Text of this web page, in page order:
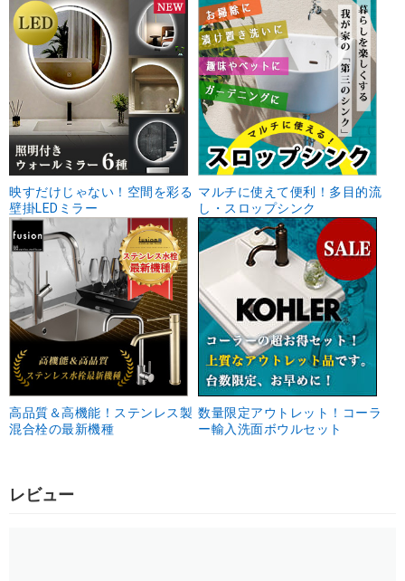
映すだけじゃない！空間を彩る
壁掛LEDミラー
マルチに使えて便利！多目的流
し・スロップシンク
高品質＆高機能！ステンレス製
混合栓の最新機種
数量限定アウトレット！コーラ
ー輸入洗面ボウルセット
レビュー